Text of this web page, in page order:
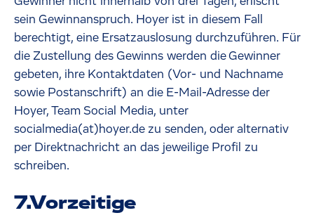
sein Gewinnanspruch. Hoyer ist in diesem Fall
berechtigt, eine Ersatzauslosung durchzuführen. Für
die Zustellung des Gewinns werden die Gewinner
gebeten, ihre Kontaktdaten (Vor- und Nachname
sowie Postanschrift) an die E-Mail-Adresse der
Hoyer, Team Social Media, unter
socialmedia(at)hoyer.de zu senden, oder alternativ
per Direktnachricht an das jeweilige Profil zu
schreiben.
7.Vorzeitige